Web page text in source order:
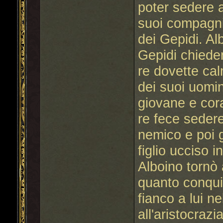
poter sedere
suoi
dei Gepidi.
Gepidi
re dovette
dei suoi
giovane e
re fece
nemico e poi
figlio ucciso
Alboino tornò
quanto
fianco a lui